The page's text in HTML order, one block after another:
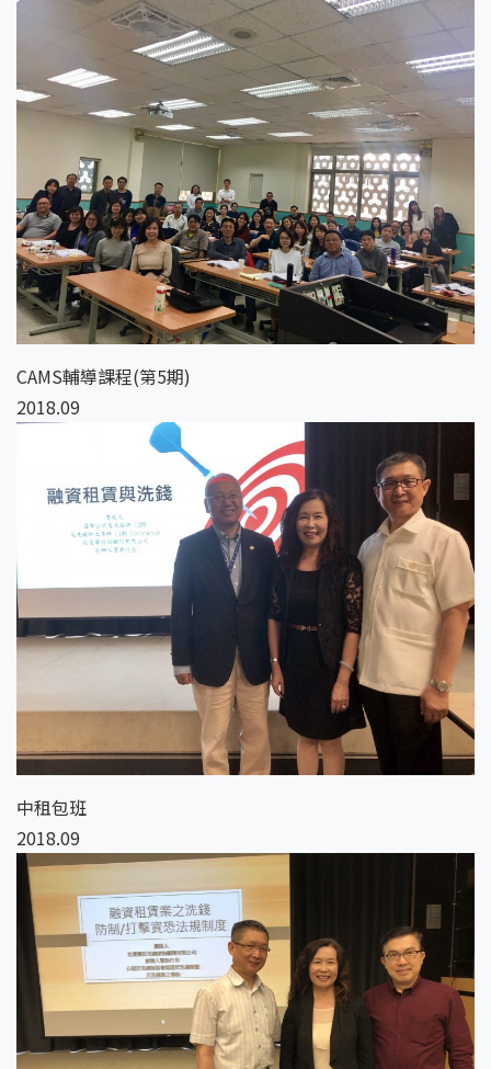
CAMS輔導課程(第5期)
2018.09
中租包班
2018.09